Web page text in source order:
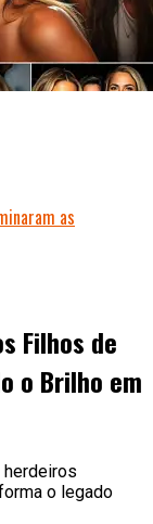
as
Filhos de
o Brilho em
herdeiros
o legado